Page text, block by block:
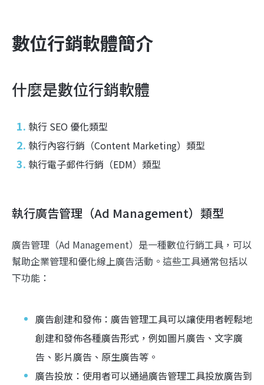
數位行銷軟體簡介
什麼是數位行銷軟體
執行 SEO 優化類型
執行內容行銷（Content Marketing）類型
執行電子郵件行銷（EDM）類型
執行廣告管理（Ad Management）類型
廣告管理（Ad Management）是一種數位行銷工具，可以
幫助企業管理和優化線上廣告活動。這些工具通常包括以
下功能：
廣告創建和發佈：廣告管理工具可以讓使用者輕鬆地
創建和發佈各種廣告形式，例如圖片廣告、文字廣
告、影片廣告、原生廣告等。
廣告投放：使用者可以通過廣告管理工具投放廣告到